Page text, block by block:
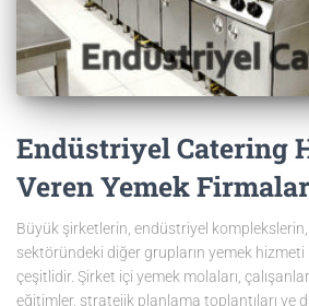
Endüstriyel Catering
Veren Yemek
Büyük şirketlerin, endüstriyel
sektöründeki diğer grupların yemek hizmeti
çeşitlidir. Şirket içi yemek molaları,
eğitimler, stratejik planlama toplantıları ve